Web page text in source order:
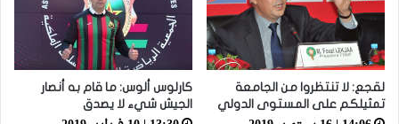
لقجع: لا تنتظروا من الجامعة
تمثيلكم على المستوى الدولي
كارلوس ألوس: ما قام به أنصار
الجيش شيء لا يصدق